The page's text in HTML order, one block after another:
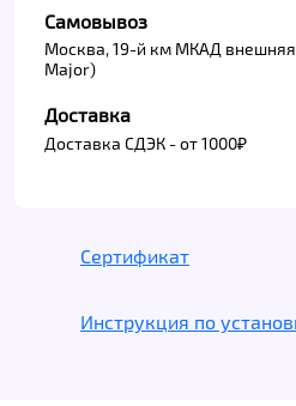
Сертификат
Инструкция по
Самовывоз
Москва, 19-й км МКАД внешняя
Major)
Доставка
Доставка СДЭК - от 1000₽